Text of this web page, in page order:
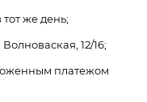
же день;
12/16;
платежом